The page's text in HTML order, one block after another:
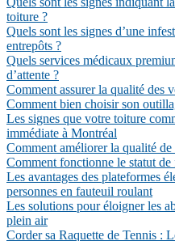
toiture ?
Quels sont les signes d’une
entrepôts ?
Quels services médicaux
d’attente ?
Comment assurer la qualité des
Comment bien choisir son
Les signes que votre toiture
immédiate à Montréal
Comment améliorer la qualité
Comment fonctionne le statut
Les avantages des plateformes
personnes en fauteuil roulant
Les solutions pour éloigner les
plein air
Corder sa Raquette de Tennis :